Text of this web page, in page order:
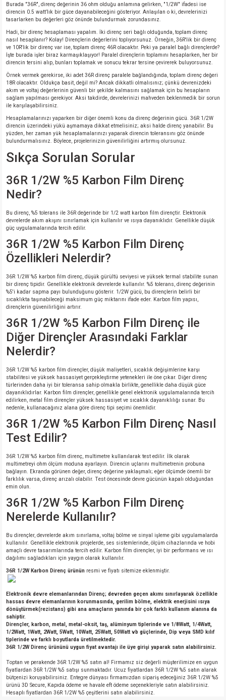
Burada "36R", direnç değerinin 36 ohm olduğu anlamına gelirken, "1/2W" ifadesi ise
direncin 0.5 watt’lık bir güce dayanabileceğini gösteriyor. Anlaşılan o ki, devrelerinizi
tasarlarken bu değerleri göz önünde bulundurmak zorundasınız.
Hadi, bir direnç hesaplaması yapalım. İki direnç seri bağlı olduğunda, toplam direnç
nasıl hesaplanır? Kolay! Dirençlerin değerlerini toplıyorsunuz. Örneğin, 36R'lik bir direnç
ve 10R'lik bir direnç var ise, toplam direnç 46R olacaktır. Peki ya paralel bağlı dirençlerde?
İşte burada işler biraz karmaşıklaşıyor! Paralel dirençlerin toplamını hesaplarken, her bir
direncin tersini alıp, bunları toplamak ve sonucu tekrar tersine çevirerek buluyorsunuz.
Örnek vermek gerekirse, iki adet 36R direnç paralele bağlandığında, toplam direnç değeri
18R olacaktır. Oldukça basit, değil mi? Ancak dikkatli olmalısınız; çünkü devrenizdeki
akım ve voltaj değerlerinin güvenli bir şekilde kalmasını sağlamak için bu hesapların
sağlam yapılması gerekiyor. Aksi takdirde, devrelerinizi mahveden beklenmedik bir sorun
ile karşılaşabilirsiniz.
Hesaplamalarınızı yaparken bir diğer önemli konu da direnç değerinin gücü. 36R 1/2W
direncin üzerindeki yükü aşmamaya dikkat etmelisiniz; aksi halde direnç yanabilir. Bu
yüzden, her zaman yük hesaplamalarınızı yaparak direncin toleransını göz önünde
bulundurmalısınız. Böylece, projelerinizin güvenilirliğini artırmış olursunuz.
Sıkça Sorulan Sorular
36R 1/2W %5 Karbon Film Direnç
Nedir?
Bu direnç, %5 tolerans ile 36R değerinde bir 1/2 watt karbon film dirençtir. Elektronik
devrelerde akım akışını sınırlamak için kullanılır ve ısıya dayanıklıdır. Genellikle düşük
güç uygulamalarında tercih edilir.
36R 1/2W %5 Karbon Film Direnç
Özellikleri Nelerdir?
36R 1/2W %5 karbon film direnç, düşük gürültü seviyesi ve yüksek termal stabilite sunan
bir direnç tipidir. Genellikle elektronik devrelerde kullanılır. %5 tolerans, direnç değerinin
%5'i kadar sapma payı bulunduğunu gösterir. 1/2W gücü, bu dirençlerin belirli bir
sıcaklıkta taşınabileceği maksimum güç miktarını ifade eder. Karbon film yapısı,
dirençlerin güvenilirliğini artırır.
36R 1/2W %5 Karbon Film Direnç ile
Diğer Dirençler Arasındaki Farklar
Nelerdir?
36R 1/2W %5 karbon film dirençler, düşük maliyetleri, sıcaklık değişimlerine karşı
stabilitesi ve yüksek hassasiyet gerçekleştirme yetenekleri ile öne çıkar. Diğer direnç
türlerinden daha iyi bir toleransa sahip olmakla birlikte, genellikle daha düşük güce
dayanıklıdırlar. Karbon film dirençler, genellikle genel elektronik uygulamalarında tercih
edilirken, metal film dirençler yüksek hassasiyet ve sıcaklık dayanıklılığı sunar. Bu
nedenle, kullanacağınız alana göre direnç tipi seçimi önemlidir.
36R 1/2W %5 Karbon Film Direnç Nasıl
Test Edilir?
36R 1/2W %5 karbon film direnç, multimetre kullanılarak test edilir. İlk olarak
multimetreyi ohm ölçüm moduna ayarlayın. Direncin uçlarını multimetrenin probuna
bağlayın. Ekranda görünen değer, direnç değerine yaklaşmalı; eğer ölçümde önemli bir
farklılık varsa, direnç arızalı olabilir. Test öncesinde devre gücünün kapalı olduğundan
emin olun.
36R 1/2W %5 Karbon Film Direnç
Nerelerde Kullanılır?
Bu dirençler, devrelerde akım sınırlama, voltaj bölme ve sinyal işleme gibi uygulamalarda
kullanılır. Genellikle elektronik projelerde, ses sistemlerinde, ölçüm cihazlarında ve hobi
amaçlı devre tasarımlarında tercih edilir. Karbon film dirençler, iyi bir performans ve ısı
dağılımı sağladıkları için yaygın olarak kullanılır.
36R 1/2W Karbon Direnç ürünün resmi ve fiyatı sitemize eklenmiştir.
Elektronik devre elemanlarından Direnç; devreden geçen akımı sınırlayarak özellikle
hassas devre elemanlarının korunmasında, gerilim bölme, elektrik enerjisini ısıya
dönüştürmek(rezistans) gibi ana amaçların yanında bir çok farklı kullanım alanına da
sahiptir.
Dirençler, karbon, metal, metal-oksit, taş, alüminyum tiplerinde ve 1/8Watt, 1/4Watt,
1/2Watt, 1Watt, 2Watt, 5Watt, 10Watt, 25Watt, 50Watt vb güçlerinde, Dip veya SMD kılıf
tiplerinde ve farklı boyutlarda üretilmektedir.
36R 1/2W Direnç ürününü uygun fiyat avantajı ile üye girişi yaparak satın alabilirsiniz.
Toptan ve perakende 36R 1/2W %5 satın al! Firmamız siz değerli müşterilimize en uygun
fiyatlardan 36R 1/2W %5 satışı sunmaktadır. Ucuz fiyatlardan 36R 1/2W %5 satın alarak
bütçenizi koruyabilirsiniz. Entegre dünyası firmamızdan sipariş edeceğiniz 36R 1/2W %5
ürünü 3D Secure, Kapıda ödeme ve havale eft ödeme seçenekleriyle satın alabilirsiniz.
Hesaplı fiyatlardan 36R 1/2W %5 çeşitlerini satın alabilirsiniz.